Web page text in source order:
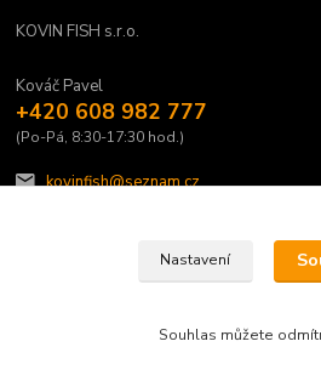
KOVIN FISH s.r.o.
Kováč Pavel
+420 608 982 777
(Po-Pá, 8:30-17:30 hod.)
kovinfish@seznam.cz
Nastavení
Souhlas můžete